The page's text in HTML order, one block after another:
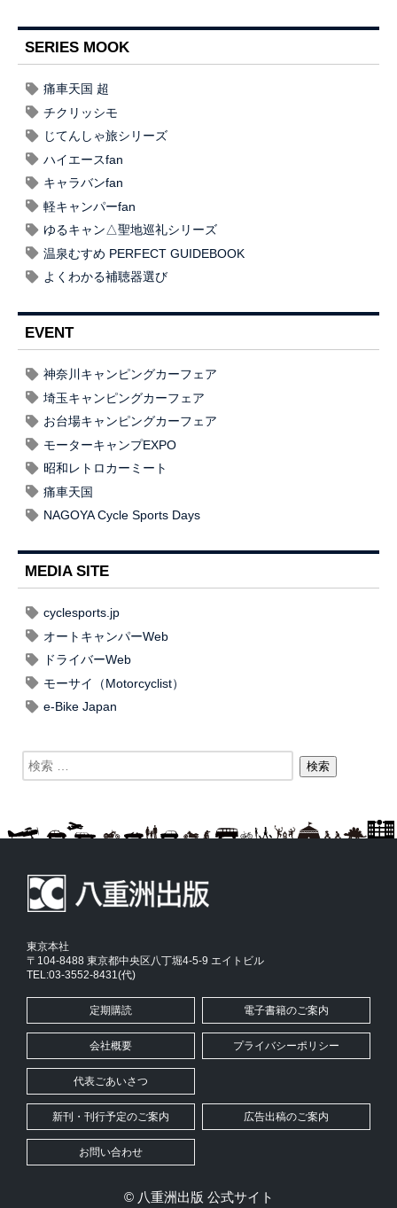
SERIES MOOK
痛車天国 超
チクリッシモ
じてんしゃ旅シリーズ
ハイエースfan
キャラバンfan
軽キャンパーfan
ゆるキャン△聖地巡礼シリーズ
温泉むすめ PERFECT GUIDEBOOK
よくわかる補聴器選び
EVENT
神奈川キャンピングカーフェア
埼玉キャンピングカーフェア
お台場キャンピングカーフェア
モーターキャンプEXPO
昭和レトロカーミート
痛車天国
NAGOYA Cycle Sports Days
MEDIA SITE
cyclesports.jp
オートキャンパーWeb
ドライバーWeb
モーサイ（Motorcyclist）
e-Bike Japan
東京本社
〒104-8488 東京都中央区八丁堀4-5-9 エイトビル
TEL:03-3552-8431(代)
定期購読 電子書籍のご案内
会社概要 プライバシーポリシー
代表ごあいさつ
新刊・刊行予定のご案内 広告出稿のご案内
お問い合わせ
© 八重洲出版 公式サイト